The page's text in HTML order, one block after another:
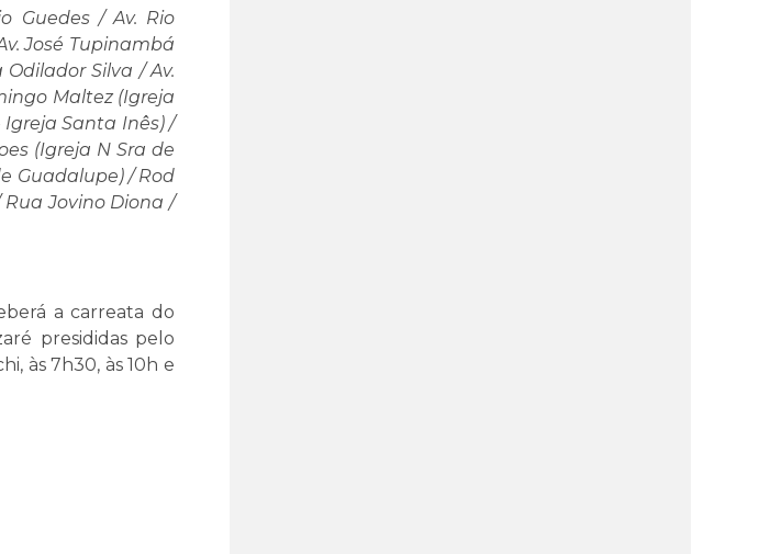
Guedes / Av. Rio
José Tupinambá
Silva / Av.
Maltez (Igreja
Igreja Santa Inês) /
(Igreja N Sra de
Guadalupe) / Rod
Jovino Diona /
a carreata do
presididas pelo
às 7h30, às 10h e